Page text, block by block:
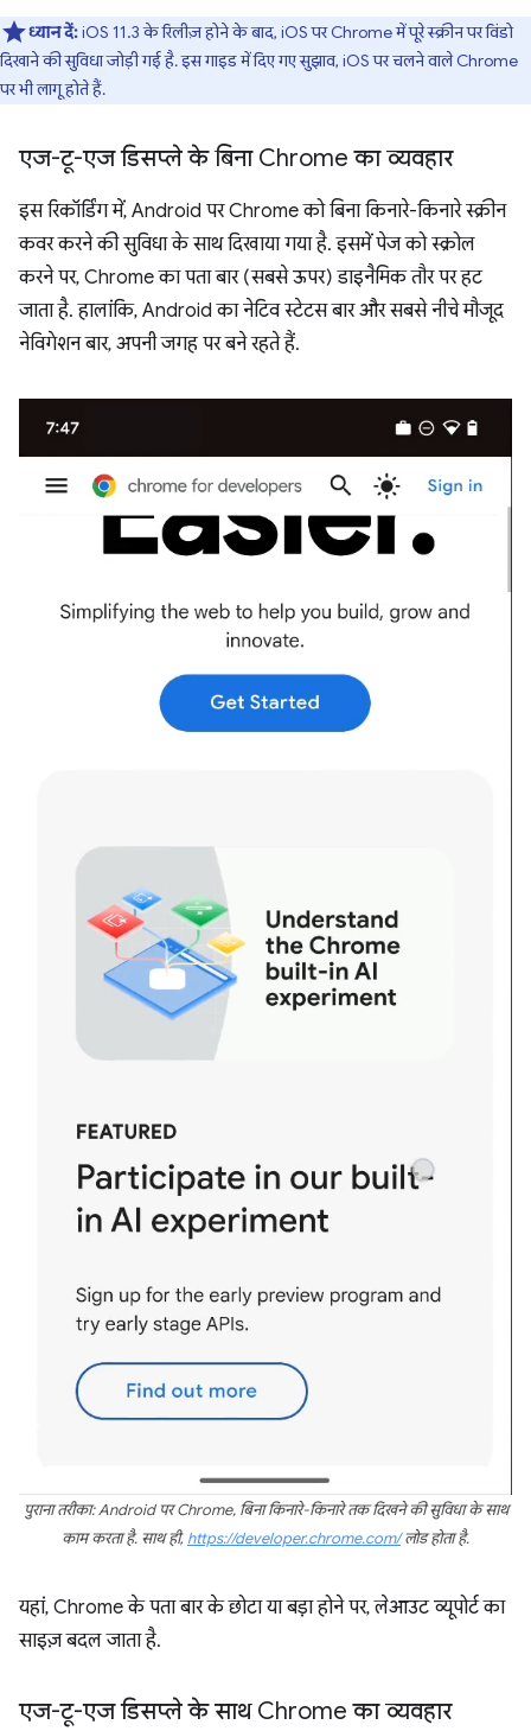
ध्यान दें:iOS 11.3 के रिलीज़ होने के बाद, iOS पर Chrome में पूरे स्क्रीन पर विंडो
दिखाने की सुविधा जोड़ी गई है. इस गाइड में दिए गए सुझाव, iOS पर चलने वाले Chrome
पर भी लागू होते हैं.
एज-टू-एज डिसप्ले के बिना Chrome का व्यवहार
इस रिकॉर्डिंग में, Android पर Chrome को बिना किनारे-किनारे स्क्रीन
कवर करने की सुविधा के साथ दिखाया गया है. इसमें पेज को स्क्रोल
करने पर, Chrome का पता बार (सबसे ऊपर) डाइनैमिक तौर पर हट
जाता है. हालांकि, Android का नेटिव स्टेटस बार और सबसे नीचे मौजूद
नेविगेशन बार, अपनी जगह पर बने रहते हैं.
पुराना तरीका: Android पर Chrome, बिना किनारे-किनारे तक दिखने की सुविधा के साथ
काम करता है. साथ ही, https://developer.chrome.com/लोड होता है.
यहां, Chrome के पता बार के छोटा या बड़ा होने पर, लेआउट व्यूपोर्ट का
साइज़ बदल जाता है.
एज-टू-एज डिसप्ले के साथ Chrome का व्यवहार